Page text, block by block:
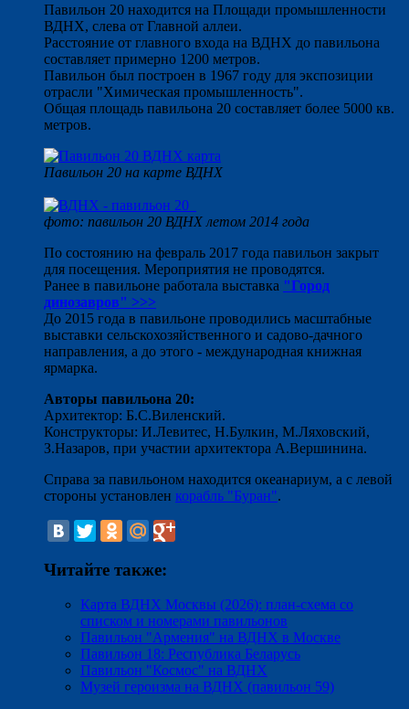
Павильон 20 находится на Площади промышленности
ВДНХ, слева от Главной аллеи.
Расстояние от главного входа на ВДНХ до павильона
составляет примерно 1200 метров.
Павильон был построен в 1967 году для экспозиции
отрасли "Химическая промышленность".
Общая площадь павильона 20 составляет более 5000 кв.
метров.
Павильон 20 на карте ВДНХ
фото: павильон 20 ВДНХ летом 2014 года
По состоянию на февраль 2017 года павильон закрыт
для посещения. Мероприятия не проводятся.
Ранее в павильоне работала выставка "Город
динозавров" >>>
До 2015 года в павильоне проводились масштабные
выставки сельскохозяйственного и садово-дачного
направления, а до этого - международная книжная
ярмарка.
Авторы павильона 20:
Архитектор: Б.С.Виленский.
Конструкторы: И.Левитес, Н.Булкин, М.Ляховский,
З.Назаров, при участии архитектора А.Вершинина.
Справа за павильоном находится океанариум, а с левой
стороны установлен корабль "Буран".
Читайте также:
Карта ВДНХ Москвы (2026): план-схема со
списком и номерами павильонов
Павильон "Армения" на ВДНХ в Москве
Павильон 18: Республика Беларусь
Павильон "Космос" на ВДНХ
Музей героизма на ВДНХ (павильон 59)